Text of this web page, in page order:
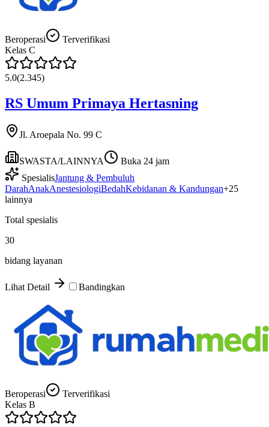
Beroperasi
Terverifikasi
Kelas C
5.0(2.345)
RS Umum Primaya Hertasning
Jl. Aroepala No. 99 C
SWASTA/LAINNYA
Buka 24 jam
SpesialisJantung & Pembuluh
DarahAnakAnestesiologiBedahKebidanan & Kandungan+25
lainnya
Total spesialis
30
bidang layanan
Lihat Detail Bandingkan
Beroperasi
Terverifikasi
Kelas B